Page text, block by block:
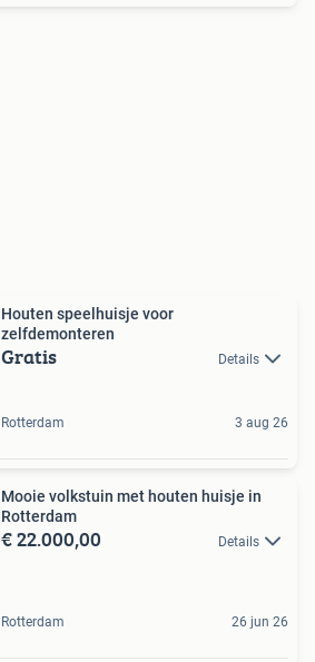
Houten speelhuisje voor
zelfdemonteren
Gratis Details
Rotterdam 3 aug 26
Mooie volkstuin met houten huisje in
Rotterdam
€ 22.000,00 Details
Rotterdam 26 jun 26